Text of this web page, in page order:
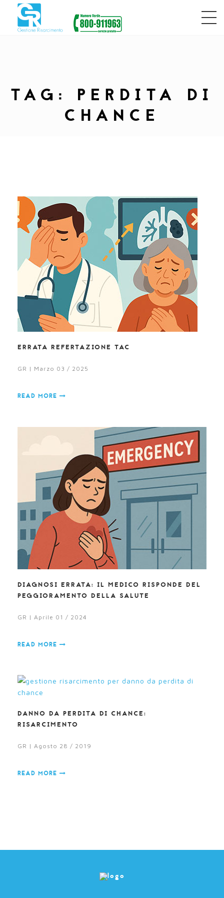
TAG: PERDITA DI
CHANCE
ERRATA REFERTAZIONE TAC
GR | Marzo 03 / 2025
READ MORE
DIAGNOSI ERRATA: IL MEDICO RISPONDE DEL
PEGGIORAMENTO DELLA SALUTE
GR | Aprile 01 / 2024
READ MORE
DANNO DA PERDITA DI CHANCE:
RISARCIMENTO
GR | Agosto 28 / 2019
READ MORE